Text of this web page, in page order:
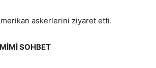
askerlerini ziyaret etti.
SOHBET